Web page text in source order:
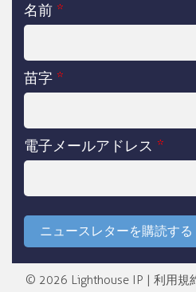
名前 *
苗字 *
電子メールアドレス *
ニュースレターを購読する
© 2026 Lighthouse IP | 利用規